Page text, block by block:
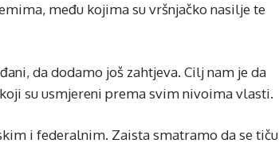
među kojima su vršnjačko nasilje te
da dodamo još zahtjeva. Cilj nam je da
su usmjereni prema svim nivoima vlasti.
i federalnim. Zaista smatramo da se tiču